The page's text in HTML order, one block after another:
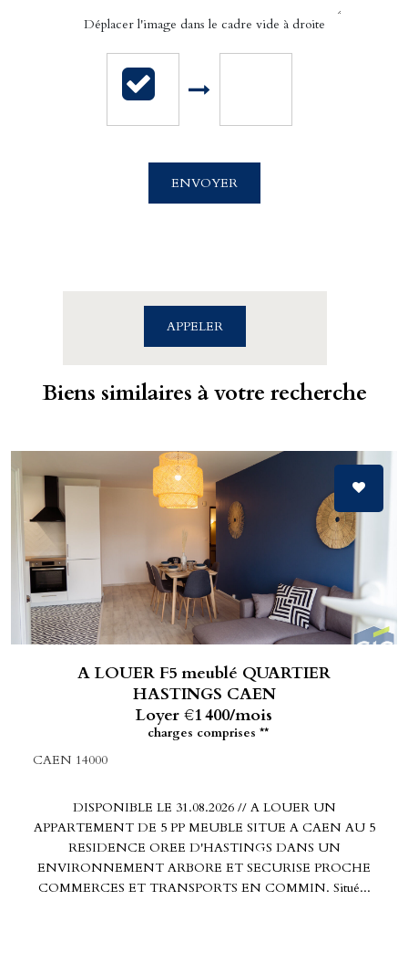
4 rue Saint Sauveur
APPELER
Déplacer l'image dans le cadre vide à droite
ENVOYER
Biens similaires à votre recherche
A LOUER F5 meublé QUARTIER
HASTINGS CAEN
Loyer €1 400/mois
charges comprises **
CAEN 14000
DISPONIBLE LE 31.08.2026 // A LOUER UN
APPARTEMENT DE 5 PP MEUBLE SITUE A CAEN AU 5
RESIDENCE OREE D'HASTINGS DANS UN
ENVIRONNEMENT ARBORE ET SECURISE PROCHE
COMMERCES ET TRANSPORTS EN COMMIN. Situé...